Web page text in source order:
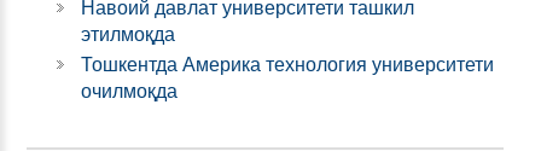
Навоий давлат университети ташкил
этилмоқда
Тошкентда Америка технология университети
очилмоқда